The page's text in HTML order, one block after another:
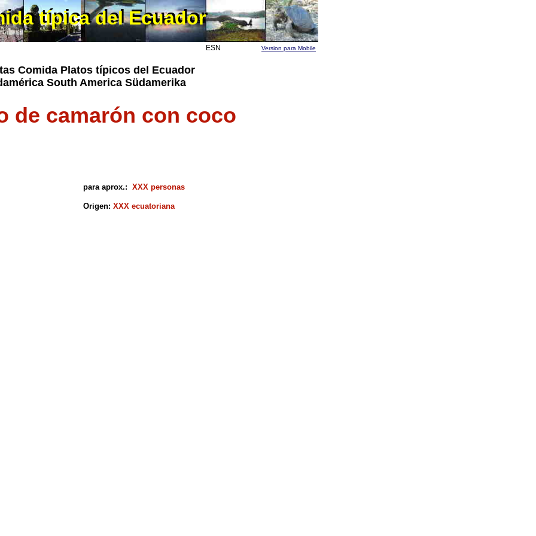
para aprox.: XXX personas
Origen: XXX ecuatoriana
Version para Mobile
típica del Ecuador
típica del Ecuador
de camarón con coco
Comida Platos típicos del Ecuador
South America Südamerika
ESN